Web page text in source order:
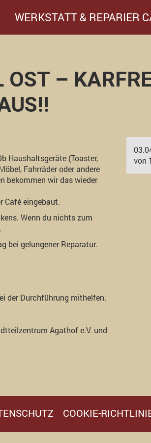
WERKSTATT & REPARIER
OST –
Haushaltsgeräte (Toaster,
Fahrräder oder andere
bekommen wir das wieder
Café eingebaut.
Wenn du nichts zum
bei gelungener Reparatur.
der Durchführung mithelfen.
Agathof e.V. und
von
COOKIE-